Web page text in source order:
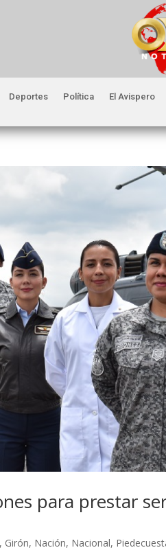
Deportes Política El Avispero
para prestar
, Girón, Nación, Nacional,